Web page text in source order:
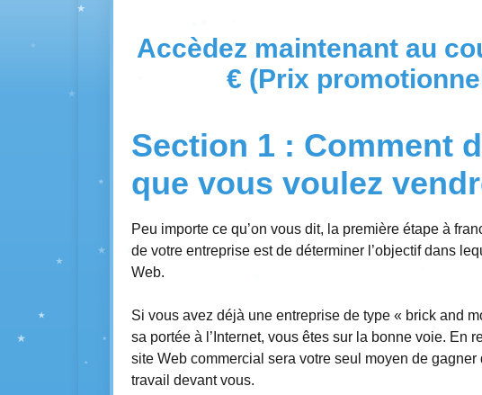
Accèdez maintenant au
€ (Prix
Section 1 : Comment
que vous voulez
Peu importe ce qu’on vous dit, la première étape à
de votre entreprise est de déterminer l’objectif dans
Web.
Si vous avez déjà une entreprise de type « brick and
sa portée à l’Internet, vous êtes sur la bonne voie. En
site Web commercial sera votre seul moyen de
travail devant vous.